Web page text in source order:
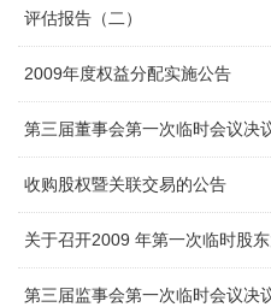
评估报告（二）
2009年度权益分配实施公告
第三届董事会第一次临时会议决
收购股权暨关联交易的公告
关于召开2009 年第一次临时股
第三届监事会第一次临时会议决